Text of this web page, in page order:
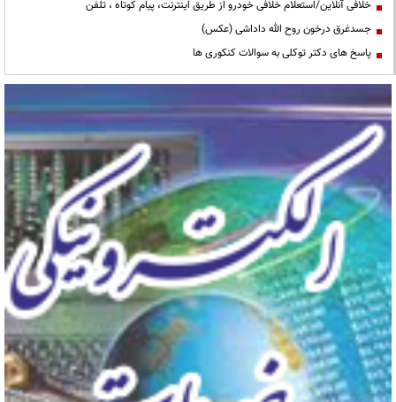
خلافی آنلاین/استعلام خلافی خودرو از طریق اینترنت، پیام کوتاه ، تلفن
جسدغرق درخون روح الله داداشی (عکس)
پاسخ های دکتر توکلی به سوالات کنکوری ها